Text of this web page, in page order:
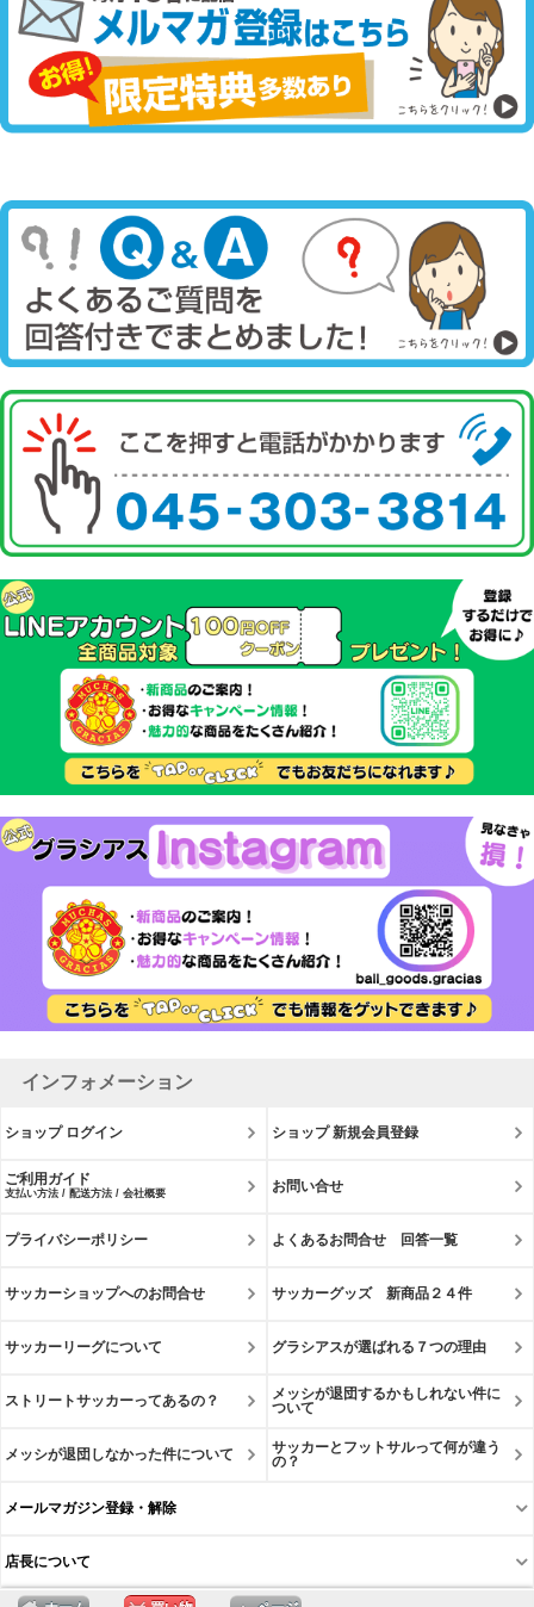
インフォメーション
ショップ ログイン ショップ 新規会員登録
ご利用ガイド
支払い方法 / 配送方法 / 会社概要 お問い合せ
プライバシーポリシー よくあるお問合せ 回答一覧
サッカーショップへのお問合せ サッカーグッズ 新商品２４件
サッカーリーグについて グラシアスが選ばれる７つの理由
ストリートサッカーってあるの？
メッシが退団するかもしれない件に
ついて
メッシが退団しなかった件について
サッカーとフットサルって何が違う
の？
メールマガジン登録・解除
店長について